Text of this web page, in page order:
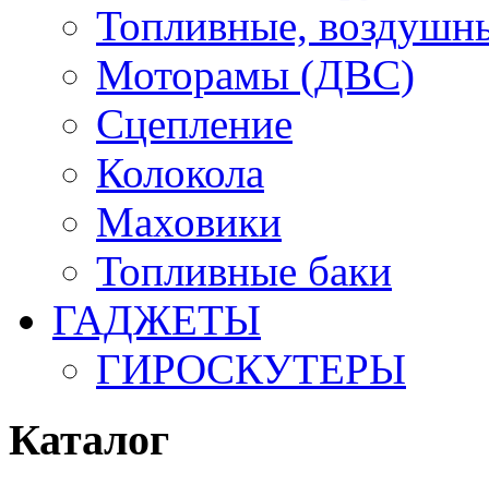
Топливные,
Моторамы (ДВС)
Сцепление
Колокола
Маховики
Топливные баки
ГАДЖЕТЫ
ГИРОСКУТЕРЫ
Каталог